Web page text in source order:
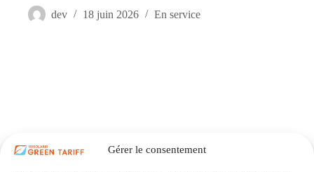
Gérer le consentement
dev 18 juin 2026 En service